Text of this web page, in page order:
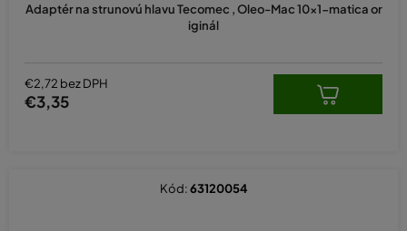
Adaptér na strunovú hlavu Tecomec , Oleo-Mac 10x1-matica or
iginál
€2,72 bez DPH
€3,35
Kód:63120054